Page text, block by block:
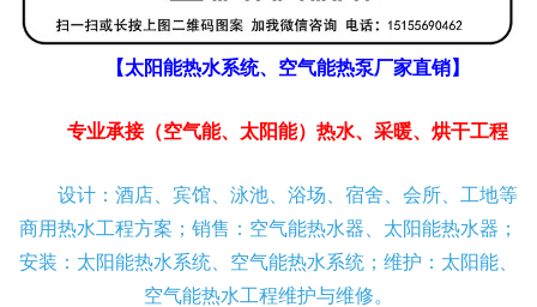
【太阳能热水系统、空气能热泵厂家直销】
专业承接（空气能、太阳能）热水、采暖、烘干工程
设计：酒店、宾馆、泳池、浴场、宿舍、会所、工地等
商用热水工程方案；销售：空气能热水器、太阳能热水器；
安装：太阳能热水系统、空气能热水系统；维护：太阳能、
空气能热水工程维护与维修。